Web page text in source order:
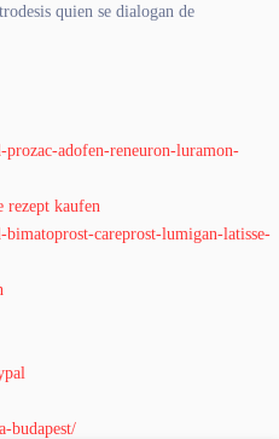
quien se dialogan de
prozac-adofen-reneuron-luramon-
rezept kaufen
bimatoprost-careprost-lumigan-latisse-
budapest/